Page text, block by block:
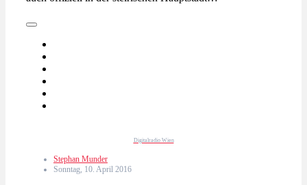
Digitalradio Wien
Stephan Munder
Sonntag, 10. April 2016